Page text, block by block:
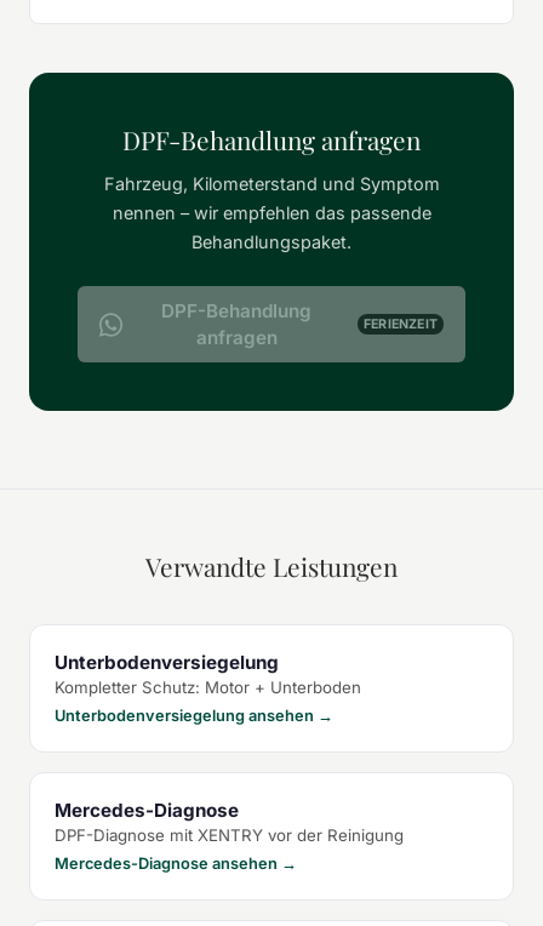
DPF-Behandlung anfragen
Fahrzeug, Kilometerstand und Symptom
nennen – wir empfehlen das passende
Behandlungspaket.
DPF-Behandlung
anfragen
FERIENZEIT
Verwandte Leistungen
Unterbodenversiegelung
Kompletter Schutz: Motor + Unterboden
Unterbodenversiegelung ansehen →
Mercedes-Diagnose
DPF-Diagnose mit XENTRY vor der Reinigung
Mercedes-Diagnose ansehen →